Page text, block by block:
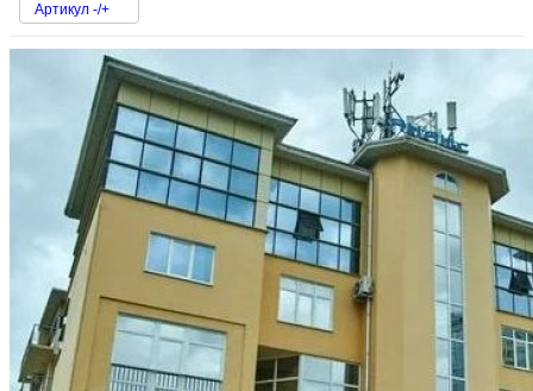
Артикул -/+